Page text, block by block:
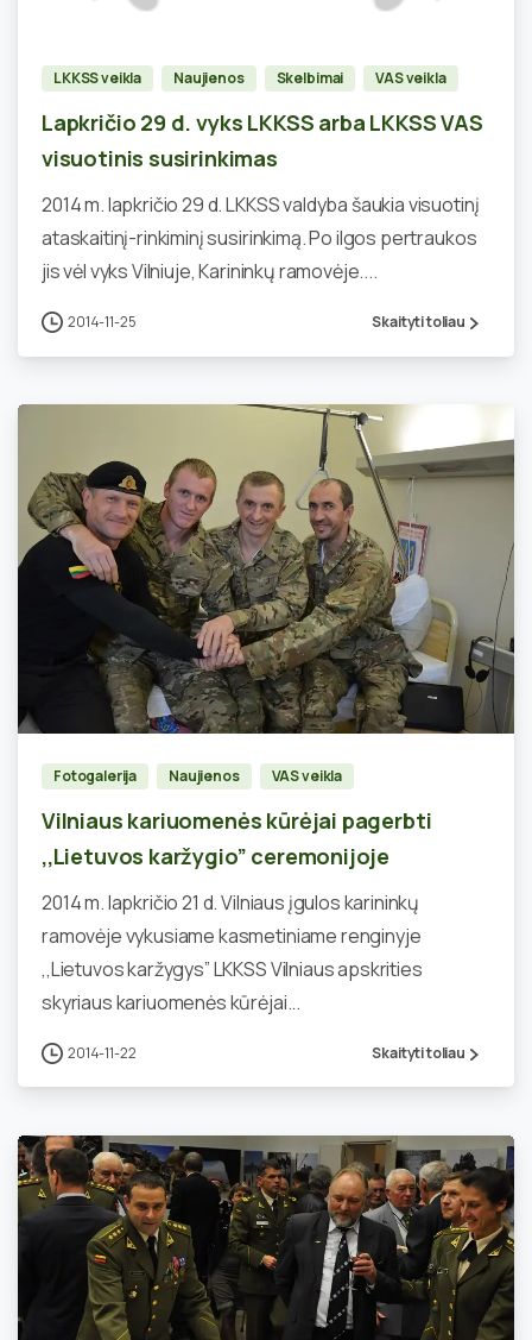
LKKSS veikla Naujienos Skelbimai VAS veikla
Lapkričio 29 d. vyks LKKSS arba LKKSS VAS
visuotinis susirinkimas
2014 m. lapkričio 29 d. LKKSS valdyba šaukia visuotinį
ataskaitinį-rinkiminį susirinkimą. Po ilgos pertraukos
jis vėl vyks Vilniuje, Karininkų ramovėje....
2014-11-25 Skaityti toliau
1
Fotogalerija Naujienos VAS veikla
Vilniaus kariuomenės kūrėjai pagerbti
,,Lietuvos karžygio” ceremonijoje
2014 m. lapkričio 21 d. Vilniaus įgulos karininkų
ramovėje vykusiame kasmetiniame renginyje
,,Lietuvos karžygys” LKKSS Vilniaus apskrities
skyriaus kariuomenės kūrėjai...
2014-11-22 Skaityti toliau